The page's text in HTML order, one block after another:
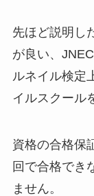
先ほど説明し
が良い、
ルネイル検定
イルスクール
資格の合格保
回で合格でき
ません。